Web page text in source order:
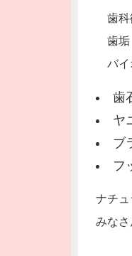
歯
歯
バ
歯
ヤ
ブ
フ
ナチ
みな